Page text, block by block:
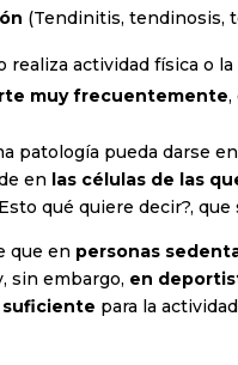
(Tendinitis, tendinosis,
realiza actividad física o
muy frecuentemente,
patología pueda darse
en las células de las
qué quiere decir?,
que en personas
sin embargo, en
suficiente para la